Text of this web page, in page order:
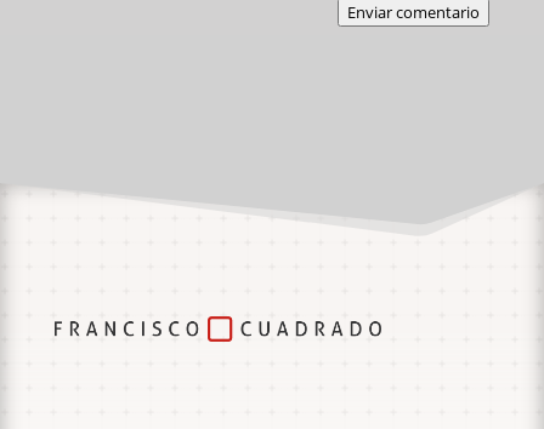
Enviar comentario